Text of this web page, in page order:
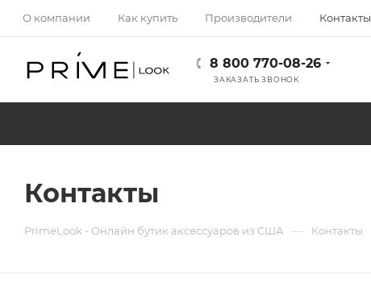
О компании Как купить Производители Контакты
8 800 770-08-26
ЗАКАЗАТЬ ЗВОНОК
Контакты
PrimeLook - Онлайн бутик аксессуаров из США — Контакты